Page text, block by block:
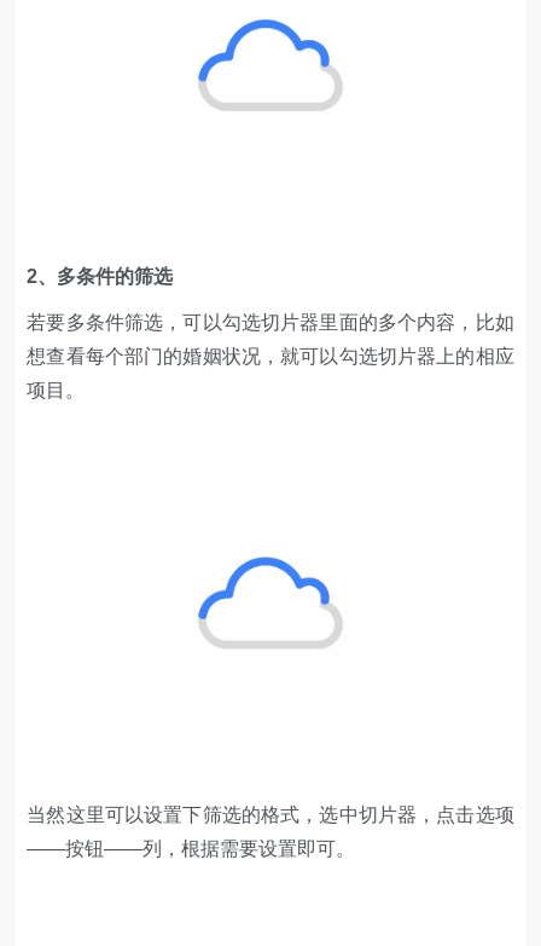
2、多条件的筛选
若要多条件筛选，可以勾选切片器里面的多个内容，比如
想查看每个部门的婚姻状况，就可以勾选切片器上的相应
项目。
当然这里可以设置下筛选的格式，选中切片器，点击选项
——按钮——列，根据需要设置即可。